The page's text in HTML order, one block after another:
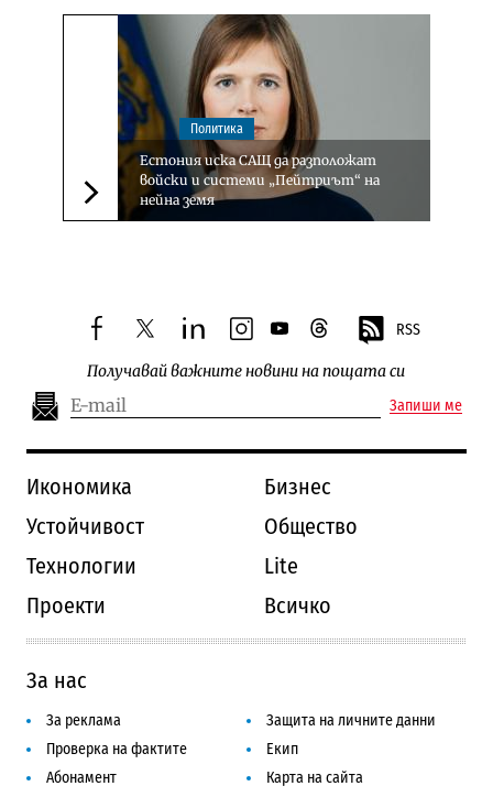
Следваща новина
Политика
Естония иска САЩ да разположат
войски и системи „Пейтриът“ на
нейна земя
facebooktwitterlinkedininstagram
youtubethreads RSS
Получавай важните новини на пощата си
Запиши ме
Икономика
Бизнес
Устойчивост
Общество
Технологии
Lite
Проекти
Всичко
За нас
За реклама
Защита на личните данни
Проверка на фактите
Екип
Абонамент
Карта на сайта